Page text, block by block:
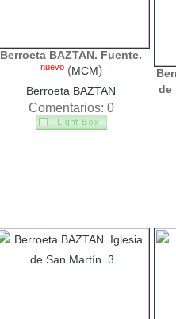
Berroeta BAZTAN. Fuente.
nuevo (MCM)
Berroeta BAZTAN
Comentarios: 0
de